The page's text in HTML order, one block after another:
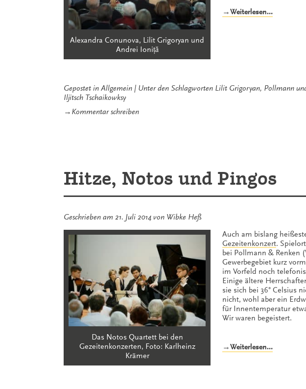
Alexandra Conunova, Lilit Grigoryan und
Andrei Ioniță
→Weiterlesen…„Kalinka,
Gepostet in Allgemein Unter den Schlagworten Lilit Grigoryan, Pollmann
Iljitsch Tschaikowksy
→ Kommentar schreibenzu
Hitze, Notos und Pingos
Geschrieben am 21. Juli 2014 von Wibke Heß
Das Notos Quartett bei den
Gezeitenkonzerten, Foto: Karlheinz
Krämer
Auch am bislang
Gezeitenkonzert.
bei Pollmann & Renken
Gewerbegebiet kurz
im Vorfeld noch
Einige ältere
sie sich bei 36° Celsius
nicht, wohl aber ein
für Innentemperatur
Wir waren begeistert.
→Weiterlesen…„Hitze,